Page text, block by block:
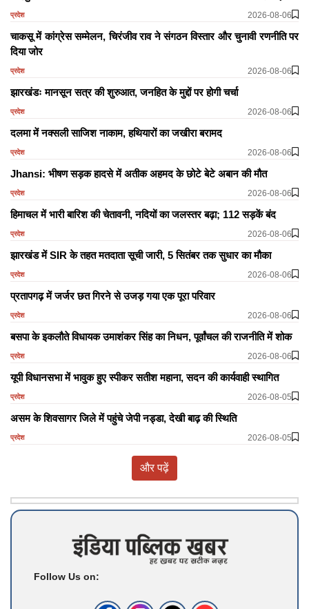
प्रदेश 2026-08-06
चाकसू में कांग्रेस सम्मेलन, चिरंजीव राव ने संगठन विस्तार और चुनावी रणनीति पर
दिया जोर
प्रदेश 2026-08-06
झारखंडः मानसून सत्र की शुरुआत, जनहित के मुद्दों पर होगी चर्चा
प्रदेश 2026-08-06
दलमा में नक्सली साजिश नाकाम, हथियारों का जखीरा बरामद
प्रदेश 2026-08-06
Jhansi: भीषण सड़क हादसे में अतीक अहमद के छोटे बेटे अबान की मौत
प्रदेश 2026-08-06
हिमाचल में भारी बारिश की चेतावनी, नदियों का जलस्तर बढ़ा; 112 सड़कें बंद
प्रदेश 2026-08-06
झारखंड में SIR के तहत मतदाता सूची जारी, 5 सितंबर तक सुधार का मौका
प्रदेश 2026-08-06
प्रतापगढ़ में जर्जर छत गिरने से उजड़ गया एक पूरा परिवार
प्रदेश 2026-08-06
बसपा के इकलौते विधायक उमाशंकर सिंह का निधन, पूर्वांचल की राजनीति में शोक
प्रदेश 2026-08-06
यूपी विधानसभा में भावुक हुए स्पीकर सतीश महाना, सदन की कार्यवाही स्थागित
प्रदेश 2026-08-05
असम के शिवसागर जिले में पहुंचे जेपी नड्डा, देखी बाढ़ की स्थिति
प्रदेश 2026-08-05
और पढ़ें
Follow Us on: